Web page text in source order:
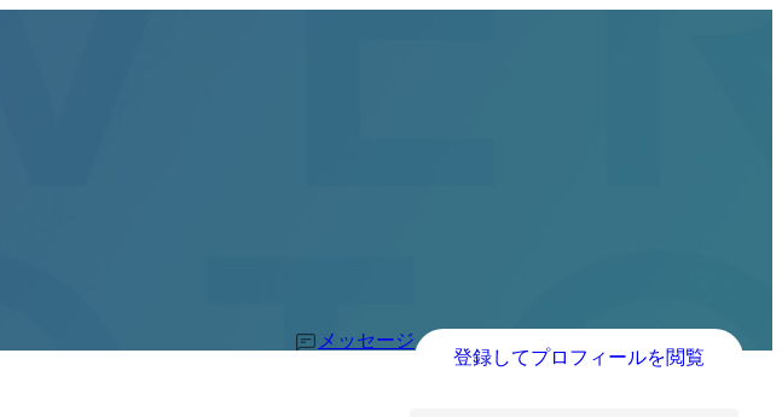
メッセージ
登録してプロフィールを閲覧